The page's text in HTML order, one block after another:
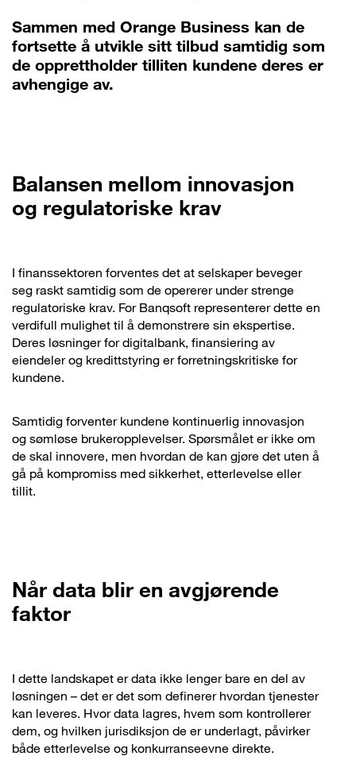
Sammen med Orange Business kan de
fortsette å utvikle sitt tilbud samtidig som
de opprettholder tilliten kundene deres er
avhengige av.
Balansen mellom innovasjon
og regulatoriske krav
I finanssektoren forventes det at selskaper beveger
seg raskt samtidig som de opererer under strenge
regulatoriske krav. For Banqsoft representerer dette en
verdifull mulighet til å demonstrere sin ekspertise.
Deres løsninger for digitalbank, finansiering av
eiendeler og kredittstyring er forretningskritiske for
kundene.
Samtidig forventer kundene kontinuerlig innovasjon
og sømløse brukeropplevelser. Spørsmålet er ikke om
de skal innovere, men hvordan de kan gjøre det uten å
gå på kompromiss med sikkerhet, etterlevelse eller
tillit.
Når data blir en avgjørende
faktor
I dette landskapet er data ikke lenger bare en del av
løsningen – det er det som definerer hvordan tjenester
kan leveres. Hvor data lagres, hvem som kontrollerer
dem, og hvilken jurisdiksjon de er underlagt, påvirker
både etterlevelse og konkurranseevne direkte.